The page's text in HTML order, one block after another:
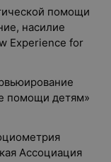
помощи
насилие
Experience for
помощи детям»
Ассоциация